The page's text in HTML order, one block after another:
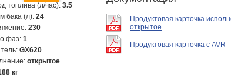
топлива (л/час):3.5
бака (л):24
230
фаз:1
GX620
открытое
кг
Продуктовая карточка
открытое
Продуктовая карточка с AVR